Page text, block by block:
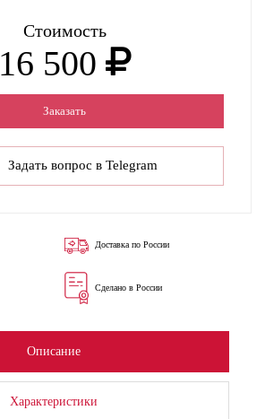
Стоимость
16 500
Заказать
Задать вопрос в Telegram
Доставка по России
Сделано в России
Описание
Характеристики